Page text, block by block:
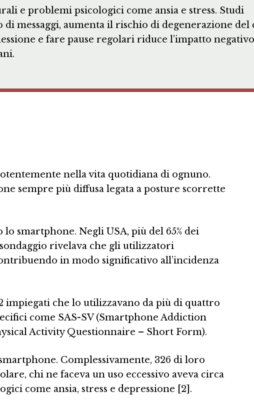
e problemi psicologici come ansia e stress. Studi
messaggi, aumenta il rischio di degenerazione del
e fare pause regolari riduce l’impatto
nella vita quotidiana di ognuno.
sempre più diffusa legata a posture scorrette
smartphone. Negli USA, più del 65% dei
rivelava che gli utilizzatori
in modo significativo all’incidenza
impiegati che lo utilizzavano da più di quattro
come SAS-SV (Smartphone Addiction
Activity Questionnaire – Short Form).
Complessivamente, 326 di loro
chi ne faceva un uso eccessivo aveva circa
come ansia, stress e depressione [2].